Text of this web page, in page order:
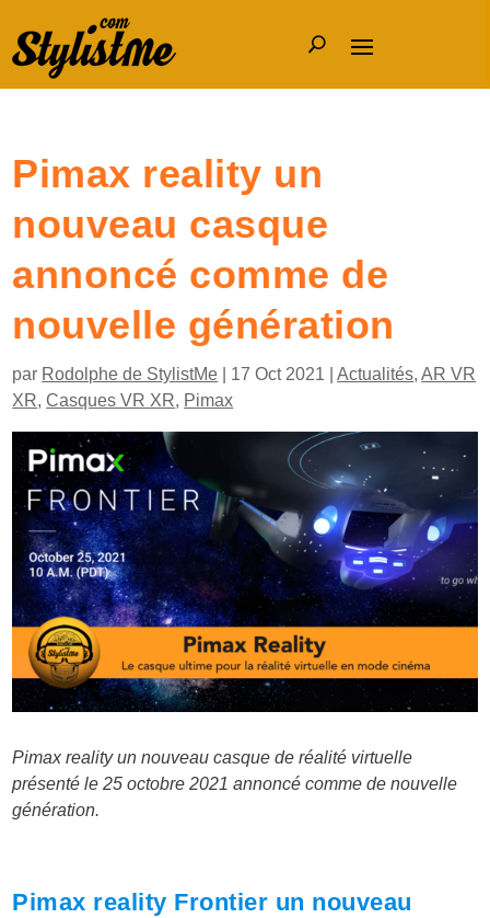
Pimax reality un
nouveau casque
annoncé comme de
nouvelle génération
par Rodolphe de StylistMe 17 Oct 2021 |Actualités,AR VR
XR,Casques VR XR, Pimax
Pimax reality un nouveau casque de réalité virtuelle
présenté le 25 octobre 2021 annoncé comme de nouvelle
génération.
Pimax reality Frontier un nouveau